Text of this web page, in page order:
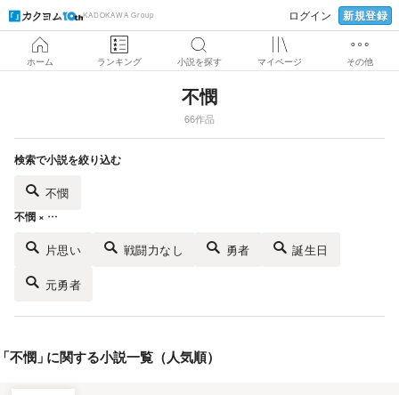
KADOKAWA Group ログイン 新規登録
ホーム ランキング 小説を探す マイページ その他
不憫
66作品
検索で小説を絞り込む
不憫
不憫 × …
片思い 戦闘力なし 勇者 誕生日
元勇者
不憫 」に関する小説一覧（人気順）